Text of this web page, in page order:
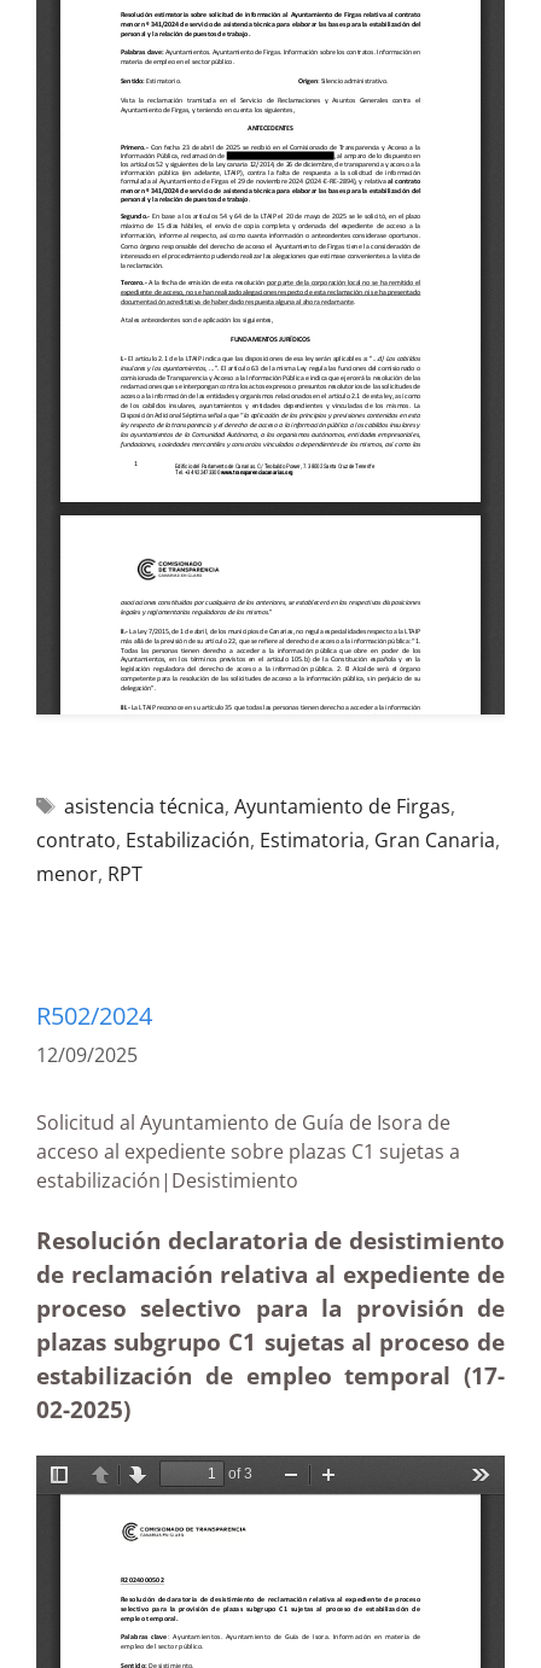
asistencia técnica, Ayuntamiento de Firgas,
contrato, Estabilización, Estimatoria, Gran Canaria,
menor, RPT
R502/2024
12/09/2025
Solicitud al Ayuntamiento de Guía de Isora de
acceso al expediente sobre plazas C1 sujetas a
estabilización|Desistimiento
Resolución declaratoria de desistimiento
de reclamación relativa al expediente de
proceso selectivo para la provisión de
plazas subgrupo C1 sujetas al proceso de
estabilización de empleo temporal (17-
02-2025)